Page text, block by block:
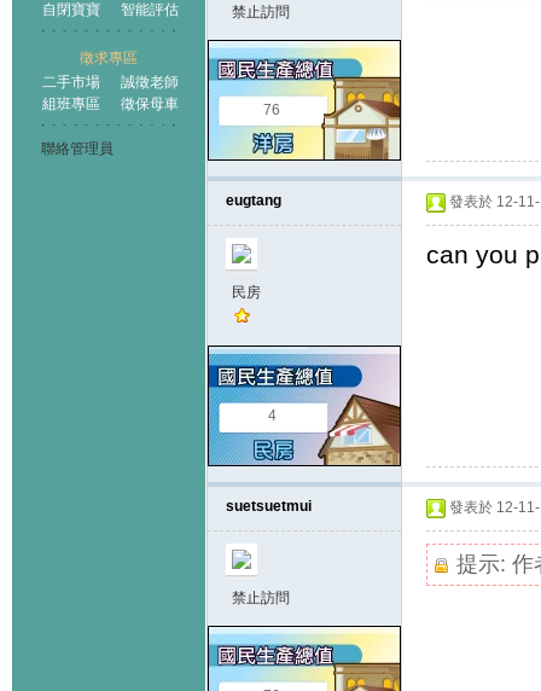
自閉寶寶
智能評估
徵求專區
二手市場
誠徵老師
組班專區
徵保母車
聯絡管理員
禁止訪問
76
eugtang
民房
4
發表於 12-
can you
suetsuetmui
禁止訪問
發表於 12-
提示: 作